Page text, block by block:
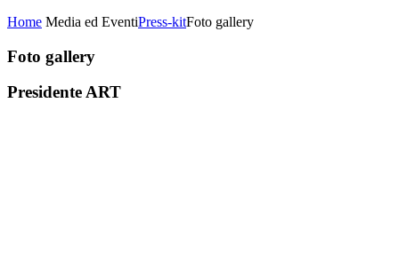
Home Media ed EventiPress-kitFoto gallery
Foto gallery
Presidente ART